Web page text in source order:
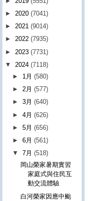
► 2020 (7041)
► 2021 (9014)
► 2022 (7935)
► 2023 (7731)
▼ 2024 (7118)
► 1月(580)
►2月(577)
►3月(640)
►4月(626)
►5月(656)
►6月(561)
▼7月(518)
岡山榮家暑期實習
家庭式與住民互
動交流體驗
白河榮家因應中颱